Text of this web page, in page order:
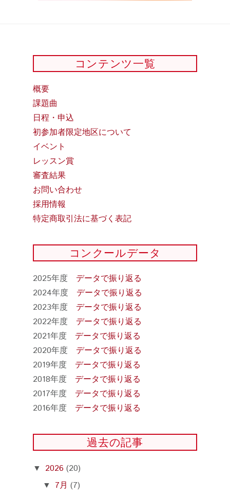
コンテンツ一覧
概要
課題曲
日程・申込
初参加者限定地区について
イベント
レッスン賞
審査結果
お問い合わせ
採用情報
特定商取引法に基づく表記
コンクールデータ
2025年度 データで振り返る
2024年度 データで振り返る
2023年度 データで振り返る
2022年度 データで振り返る
2021年度 データで振り返る
2020年度 データで振り返る
2019年度 データで振り返る
2018年度 データで振り返る
2017年度 データで振り返る
2016年度 データで振り返る
過去の記事
▼ 2026 (20)
▼ 7月(7)